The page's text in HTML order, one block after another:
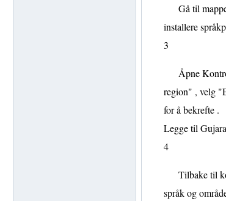
Gå til
installere
3
Åpne
region" , velg
for å bekrefte .
Legge til
4
Tilbake til
språk og